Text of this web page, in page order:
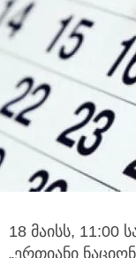
18 მაისს, 11:00
„ერთიანი